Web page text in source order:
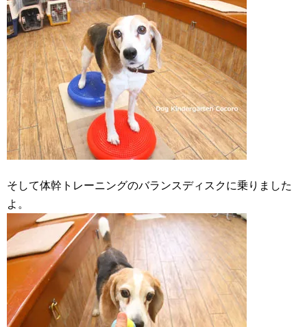
そして体幹トレーニングのバランスディスクに乗りました
よ。